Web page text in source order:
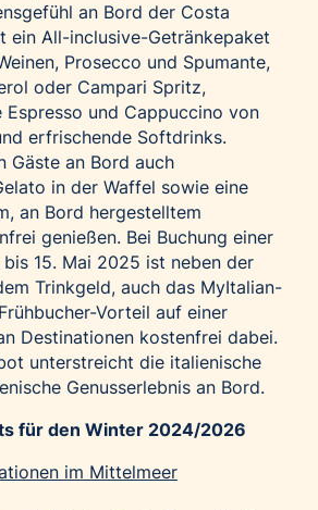
an Bord der Costa
ein All-inclusive-Getränkepaket
Prosecco und Spumante,
oder Campari Spritz,
Espresso und Cappuccino von
erfrischende Softdrinks.
Gäste an Bord auch
in der Waffel sowie eine
an Bord hergestelltem
genießen. Bei Buchung einer
15. Mai 2025 ist neben der
Trinkgeld, auch das MyItalian-
Vorteil auf einer
Destinationen kostenfrei dabei.
unterstreicht die italienische
Genusserlebnis an Bord.
für den Winter 2024/2026
im Mittelmeer